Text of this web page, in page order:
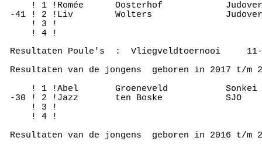
! 1 !Romée      Oosterhof
-41 ! 2 !Liv        Wolters
     ! 3 !
Resultaten Poule's  :  Vliegveldtoernooi
Resultaten van de jongens  geboren in 2017 t/m
! 1 !Abel       Groeneveld
-30 ! 2 !Jazz       ten Boske
     ! 3 !
     ! 4 !
Resultaten van de jongens  geboren in 2016 t/m